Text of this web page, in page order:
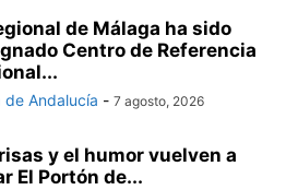
de Málaga ha sido
Centro de Referencia
de Andalucía - 7 agosto, 2026
y el humor vuelven a
El Portón de...